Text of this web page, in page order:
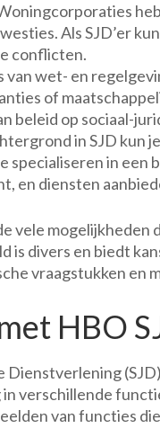
Als SJD’er
conflicten.
wet- en
of
beleid op sociaal-
in SJD kun
specialiseren in een
en diensten
vele mogelijkheden
divers en biedt
vraagstukken en
HBO
Dienstverlening
verschillende
van functies